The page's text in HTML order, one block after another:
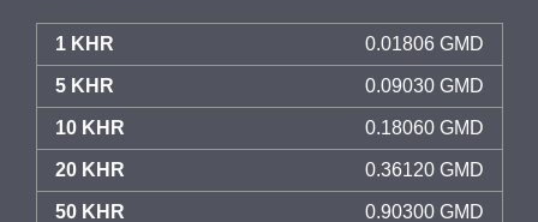
1 KHR 0.01806 GMD
5 KHR 0.09030 GMD
10 KHR 0.18060 GMD
20 KHR 0.36120 GMD
50 KHR 0.90300 GMD